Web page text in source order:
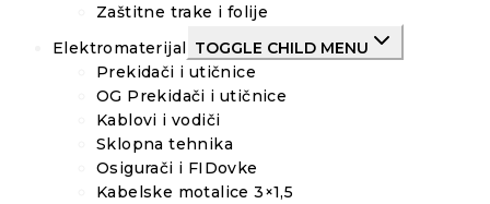
Zaštitne trake i folije
Elektromaterijal TOGGLE CHILD MENU
Prekidači i utičnice
OG Prekidači i utičnice
Kablovi i vodiči
Sklopna tehnika
Osigurači i FIDovke
Kabelske motalice 3×1,5